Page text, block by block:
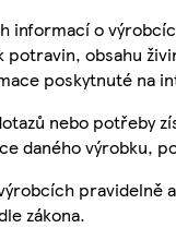
informací o
potravin, obsahu
poskytnuté na
nebo potřeby
daného výrobku,
pravidelně
zákona.